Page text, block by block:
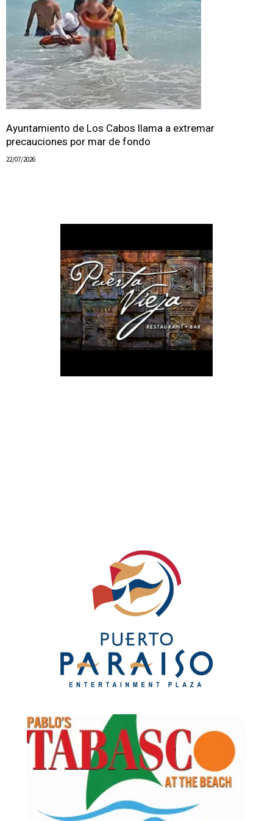
Ayuntamiento de Los Cabos llama a extremar
precauciones por mar de fondo
22/07/2026